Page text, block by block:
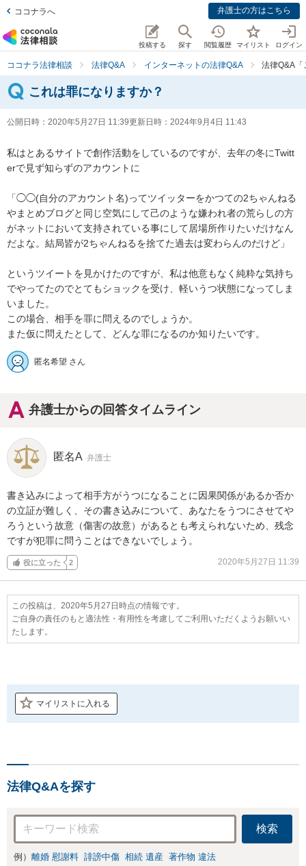
ココナラへ 弁護士の方はこちら
投稿する 探す 閲覧履歴 マイリスト ログイン
ココナラ法律相談 法律Q&A インターネットの法律Q&A 法律Q&A「
これは罪になりますか？
公開日時： 2020年5月27日 11:39更新日時： 2024年9月4日 11:43
私はとあるサイトで創作活動をしているのですが、去年の冬にTwitt
erで見ず知らずのアカウントに
「◯◯(自分のアカウント名)ってツイッターをかつての2ちゃんねる
やまとめブログと同じ空気にして己のような嫌われ者の荒らしの方
がネットにおいて支持されている事にして居場所作りたいだけなん
だよな。結局皆が2ちゃんねるを捨てた過去は変わらんのだけど」
というツイートを見かけたのですが、私は他意もなく純粋な気持ち
でやってたのでとてもショックを受け、軽いうつ状態になってしま
いました。
この場合、相手を罪に問えるのでしょうか。
また仮に問えたとして、どんな罪になるのか知りたいです。
匿名希望 さん
弁護士からの回答タイムライン
匿名A 弁護士
書き込みによって相手方がうつになることに因果関係があるか否か
の立証が難しく、その書き込みについて、あなたをうつにさせてや
ろうという故意（傷害の故意）があるとも考えられないため、残念
ですが犯罪に問うことはできないでしょう。
役に立った 2 2020年5月27日 11:39
この投稿は、2020年5月27日時点の情報です。
ご自身の責任のもと適法性・有用性を考慮してご利用いただくようお願いい
たします。
マイリストに入れる
法律Q&Aを探す
検索
例） 離婚 慰謝料 誹謗中傷 相続 遺産 著作物 違法